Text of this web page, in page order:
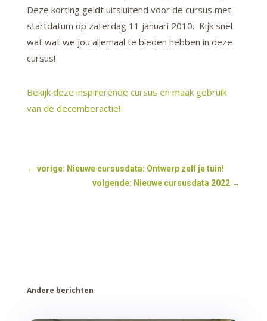
Deze korting geldt uitsluitend voor de cursus met
startdatum op zaterdag 11 januari 2010. Kijk snel
wat wat we jou allemaal te bieden hebben in deze
cursus!
Bekijk deze inspirerende cursus en maak gebruik
van de decemberactie!
← vorige: Nieuwe cursusdata: Ontwerp zelf je tuin!
volgende: Nieuwe cursusdata 2022 →
Andere berichten